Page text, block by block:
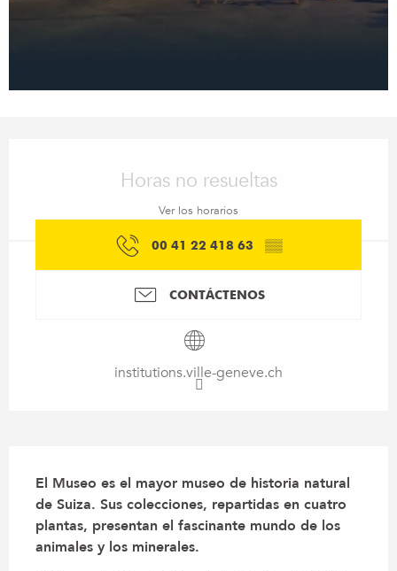
Horas no resueltas
Ver los horarios
00 41 22 418 63 ▒▒
CONTÁCTENOS
institutions.ville-geneve.ch
El Museo es el mayor museo de historia natural
de Suiza. Sus colecciones, repartidas en cuatro
plantas, presentan el fascinante mundo de los
animales y los minerales.